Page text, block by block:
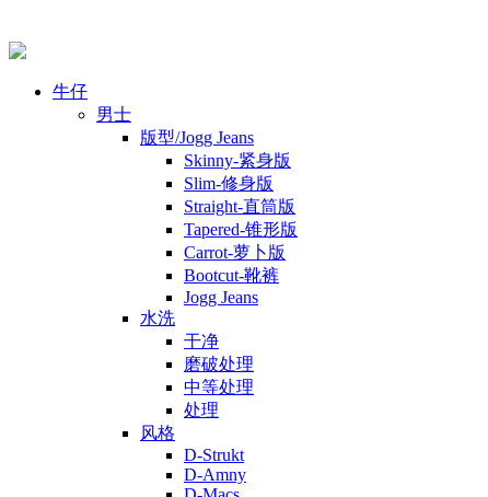
牛仔
男士
版型/Jogg Jeans
Skinny-紧身版
Slim-修身版
Straight-直筒版
Tapered-锥形版
Carrot-萝卜版
Bootcut-靴裤
Jogg Jeans
水洗
干净
磨破处理
中等处理
处理
风格
D-Strukt
D-Amny